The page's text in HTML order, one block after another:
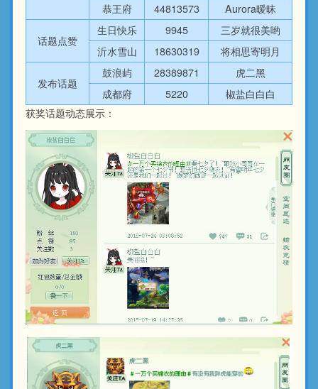
恭王府
44813573 Aurora暧昧
话题点赞
生日快乐 9945
三岁就很美哟
沂水雪山
18630319 将相思寄明月
发布话题
鼓浪屿 28389871
虎二黑
成都府
5220
椒盐白白白
获奖话题动态展示：